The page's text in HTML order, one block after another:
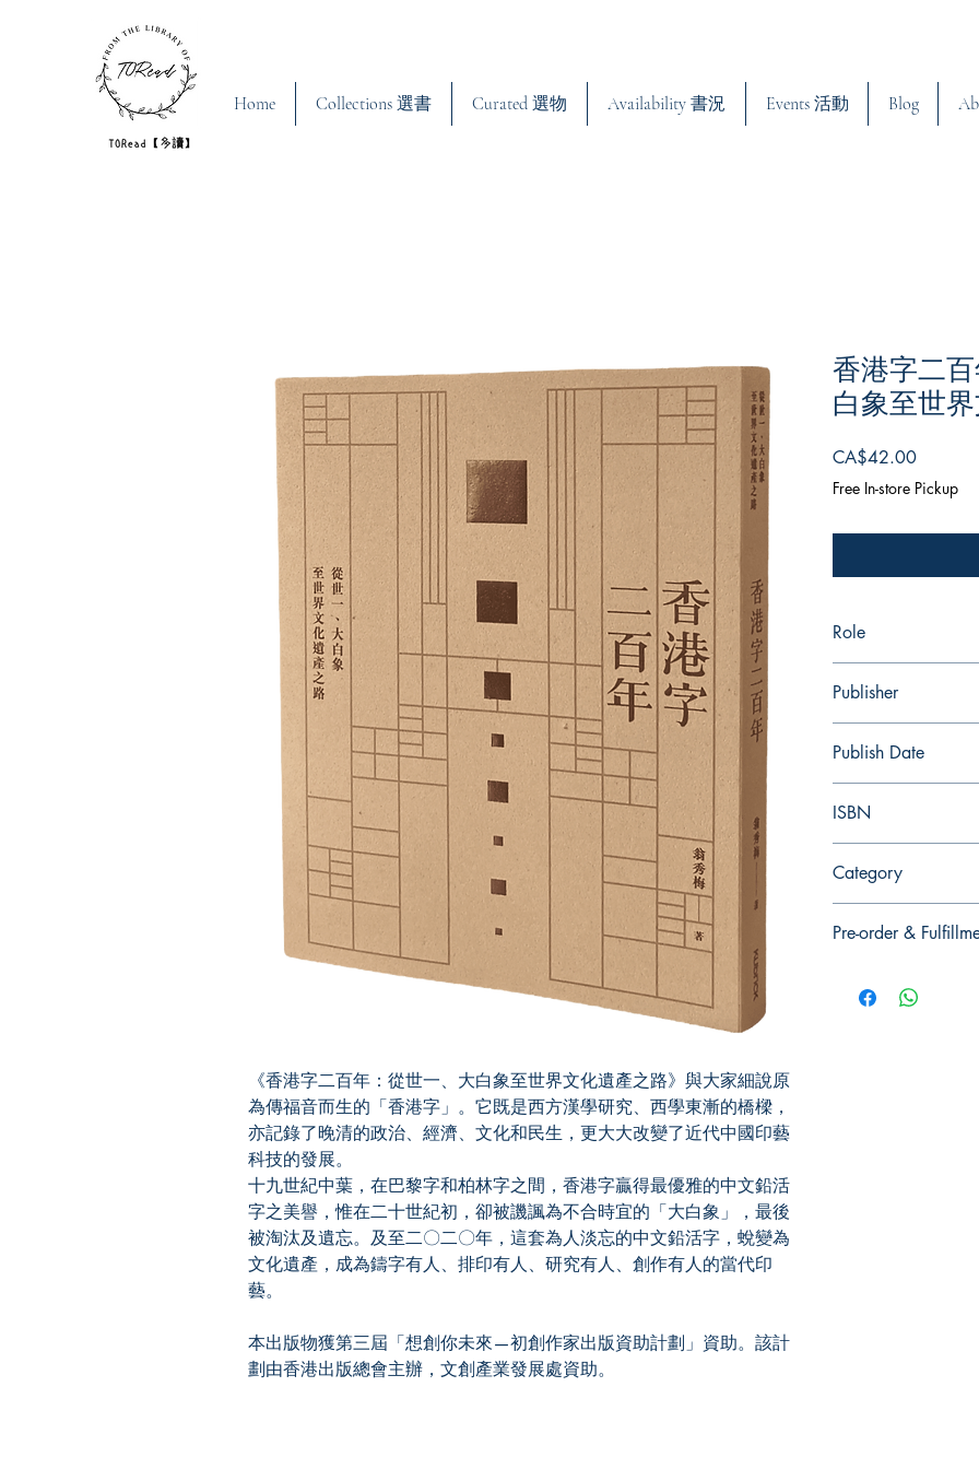
Home Collections 選書 Curated 選物 Availability 書況 Events 活動 Blog
《香港字二百年：從世一、大白象至世界文化遺產之路》與大家細說原
為傳福音而生的「香港字」。它既是西方漢學研究、西學東漸的橋樑，
亦記錄了晚清的政治、經濟、文化和民生，更大大改變了近代中國印藝
科技的發展。
十九世紀中葉，在巴黎字和柏林字之間，香港字贏得最優雅的中文鉛活
字之美譽，惟在二十世紀初，卻被譏諷為不合時宜的「大白象」，最後
被淘汰及遺忘。及至二〇二〇年，這套為人淡忘的中文鉛活字，蛻變為
文化遺產，成為鑄字有人、排印有人、研究有人、創作有人的當代印
藝。
本出版物獲第三屆「想創你未來—初創作家出版資助計劃」資助。該計
劃由香港出版總會主辦，文創產業發展處資助。
香港字二
白象至世
CA$42.00Price
Free In-store Pickup
Role
Publisher
Publish Date
ISBN
Category
Pre-order &
you for pickup/